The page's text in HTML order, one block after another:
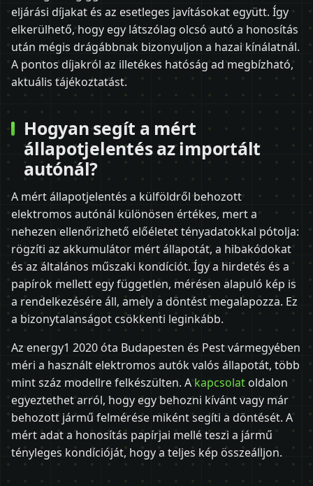
eljárási díjakat és az esetleges javításokat együtt. Így
elkerülhető, hogy egy látszólag olcsó autó a honosítás
után mégis drágábbnak bizonyuljon a hazai kínálatnál.
A pontos díjakról az illetékes hatóság ad megbízható,
aktuális tájékoztatást.
Hogyan segít a mért
állapotjelentés az importált
autónál?
A mért állapotjelentés a külföldről behozott
elektromos autónál különösen értékes, mert a
nehezen ellenőrizhető előéletet tényadatokkal pótolja:
rögzíti az akkumulátor mért állapotát, a hibakódokat
és az általános műszaki kondíciót. Így a hirdetés és a
papírok mellett egy független, mérésen alapuló kép is
a rendelkezésére áll, amely a döntést megalapozza. Ez
a bizonytalanságot csökkenti leginkább.
Az energy1 2020 óta Budapesten és Pest vármegyében
méri a használt elektromos autók valós állapotát, több
mint száz modellre felkészülten. Akapcsolat oldalon
egyeztethet arról, hogy egy behozni kívánt vagy már
behozott jármű felmérése miként segíti a döntését. A
mért adat a honosítás papírjai mellé teszi a jármű
tényleges kondícióját, hogy a teljes kép összeálljon.